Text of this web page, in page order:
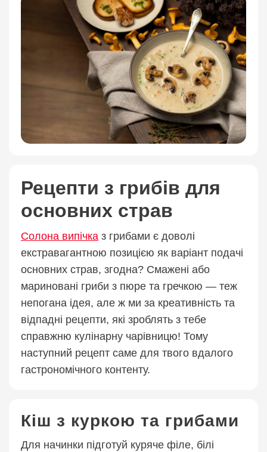
Рецепти з грибів для
основних страв
Солона випічка з грибами є доволі
екстравагантною позицією як варіант подачі
основних страв, згодна? Смажені або
мариновані гриби з пюре та гречкою — теж
непогана ідея, але ж ми за креативність та
відпадні рецепти, які зроблять з тебе
справжню кулінарну чарівницю! Тому
наступний рецепт саме для твого вдалого
гастрономічного контенту.
Кіш з куркою та грибами
Для начинки підготуй куряче філе, білі